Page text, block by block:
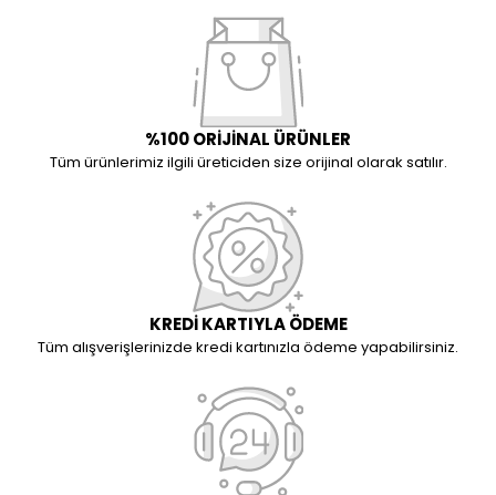
%100 ORİJİNAL ÜRÜNLER
Tüm ürünlerimiz ilgili üreticiden size orijinal olarak satılır.
KREDİ KARTIYLA ÖDEME
Tüm alışverişlerinizde kredi kartınızla ödeme yapabilirsiniz.